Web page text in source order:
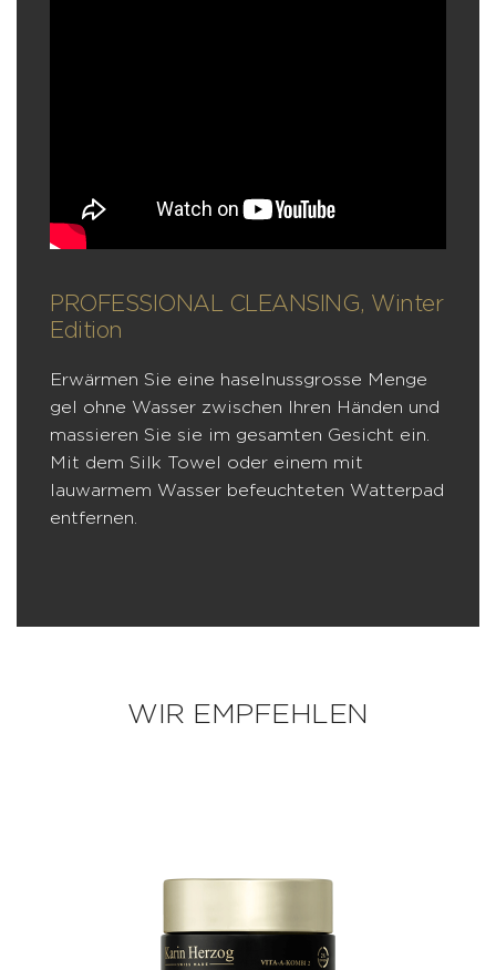
PROFESSIONAL CLEANSING, Winter
Edition
Erwärmen Sie eine haselnussgrosse Menge
gel ohne Wasser zwischen Ihren Händen und
massieren Sie sie im gesamten Gesicht ein.
Mit dem Silk Towel oder einem mit
lauwarmem Wasser befeuchteten Watterpad
entfernen.
WIR EMPFEHLEN